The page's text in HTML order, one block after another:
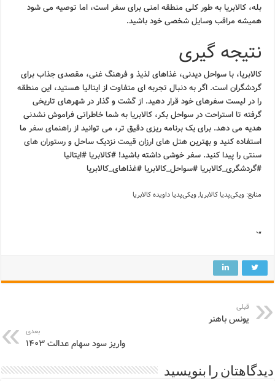
بله، کالابریا به طور کلی منطقه امنی برای سفر است، اما توصیه می شود
همیشه مراقب وسایل شخصی خود باشید.
نتیجه گیری
کالابریا، با سواحل دیدنی، غذاهای لذیذ و فرهنگ غنی، مقصدی جذاب برای
گردشگران است. اگر به دنبال تجربه ای متفاوت از ایتالیا هستید، این منطقه
را در لیست سفرهای خود قرار دهید. از گشت و گذار در شهرهای تاریخی
گرفته تا استراحت در سواحل بکر، کالابریا به شما خاطراتی فراموش نشدنی
هدیه می دهد. برای یک برنامه ریزی دقیق تر، می توانید ازراهنمای سفر ما
استفاده کنید و بهترینهتل های ارزان قیمتنزدیک ساحل ورستوران های
سنتیرا پیدا کنید. سفر خوشی داشته باشید! #کالابریا #ایتالیا
#گردشگری_کالابریا #سواحل_کالابریا #غذاهای_کالابریا
منابع:ویکی‌پدیا کالابریا,ویکی‌پدیا داویده کالابریا
“`
قبلی
یونس باهنر
بعدی
واریز سود سهام عدالت ۱۴۰۳
دیدگاهتان را بنویسید